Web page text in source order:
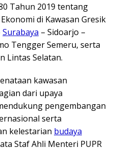
Tahun 2019 tentang
di Kawasan Gresik
Surabaya – Sidoarjo –
Tengger Semeru, serta
Lintas Selatan.
kawasan
dari upaya
pengembangan
serta
kelestarian budaya
Staf Ahli Menteri PUPR